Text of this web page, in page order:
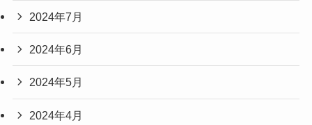
2024年7月
2024年6月
2024年5月
2024年4月